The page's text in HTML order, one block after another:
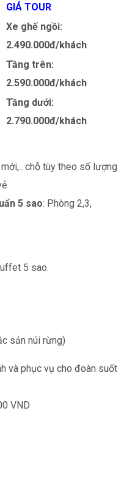
GIÁ TOUR
Xe ghế ngồi:
2.490.000đ/khách
Tầng trên:
2.590.000đ/khách
Tầng dưới:
2.790.000đ/khách
chỗ tùy theo số lượng
5 sao: Phòng 2,3,
5 sao.
sản núi rừng)
và phục vụ cho đoàn suốt
VND